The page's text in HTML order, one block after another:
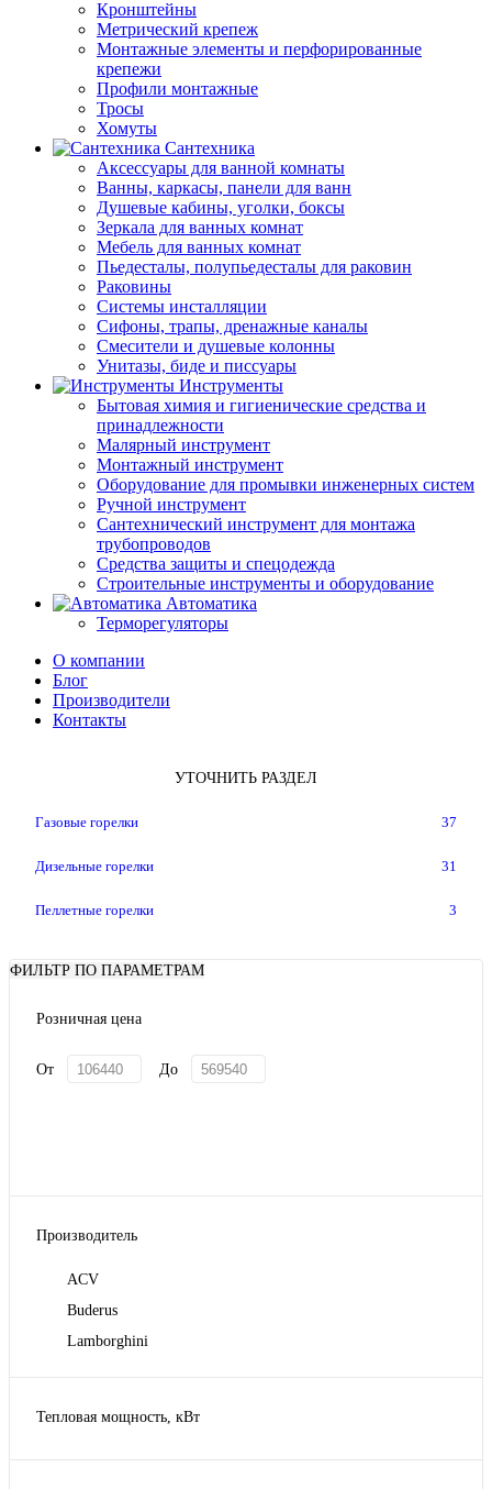
Кронштейны
Метрический крепеж
Монтажные элементы и перфорированные
крепежи
Профили монтажные
Тросы
Хомуты
Сантехника
Аксессуары для ванной комнаты
Ванны, каркасы, панели для ванн
Душевые кабины, уголки, боксы
Зеркала для ванных комнат
Мебель для ванных комнат
Пьедесталы, полупьедесталы для раковин
Раковины
Системы инсталляции
Сифоны, трапы, дренажные каналы
Смесители и душевые колонны
Унитазы, биде и писсуары
Инструменты
Бытовая химия и гигиенические средства и
принадлежности
Малярный инструмент
Монтажный инструмент
Оборудование для промывки инженерных систем
Ручной инструмент
Сантехнический инструмент для монтажа
трубопроводов
Средства защиты и спецодежда
Строительные инструменты и оборудование
Автоматика
Терморегуляторы
О компании
Блог
Производители
Контакты
УТОЧНИТЬ РАЗДЕЛ
Газовые горелки 37
Дизельные горелки 31
Пеллетные горелки 3
ФИЛЬТР ПО ПАРАМЕТРАМ
Розничная цена
От До
Производитель
ACV
Buderus
Lamborghini
Тепловая мощность, кВт